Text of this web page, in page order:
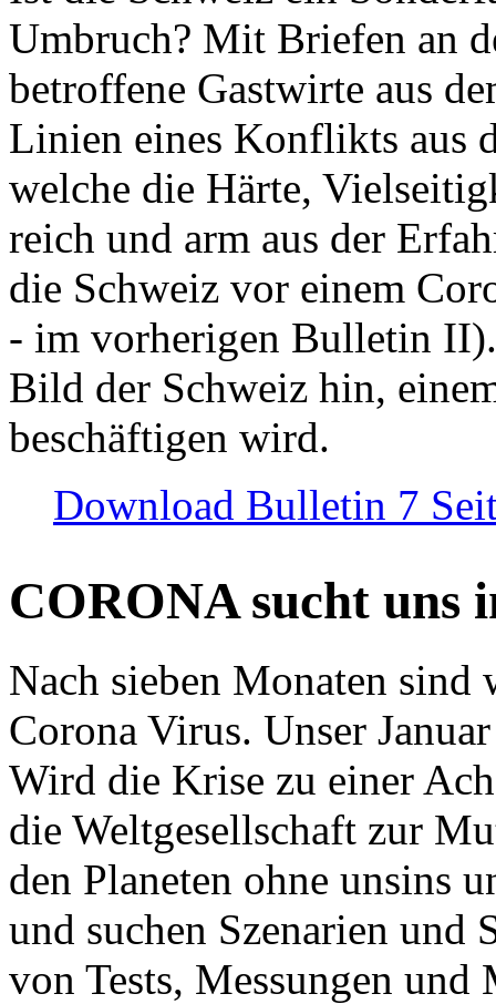
Umbruch? Mit Briefen an
betroffene Gastwirte aus
Linien eines Konflikts aus
welche die Härte,
reich und arm aus der
die Schweiz vor einem
- im vorherigen Bulletin
Bild der Schweiz hin,
beschäftigen wird.
Download Bulletin 7
CORONA sucht uns
Nach sieben Monaten
Corona Virus. Unser
Wird die Krise zu einer
die Weltgesellschaft zur
den Planeten ohne unsins
und suchen Szenarien und
von Tests, Messungen und